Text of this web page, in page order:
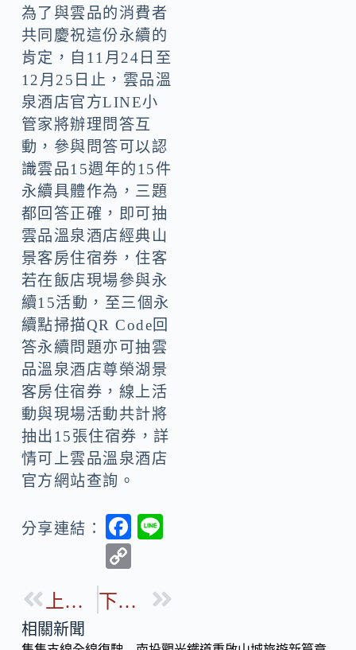
為了與雲品的消費者
共同慶祝這份永續的
肯定，自11月24日至
12月25日止，雲品溫
泉酒店官方LINE小
管家將辦理問答互
動，參與問答可以認
識雲品15週年的15件
永續具體作為，三題
都回答正確，即可抽
雲品溫泉酒店經典山
景客房住宿券，住客
若在飯店現場參與永
續15活動，至三個永
續點掃描QR Code回
答永續問題亦可抽雲
品溫泉酒店尊榮湖景
客房住宿券，線上活
動與現場活動共計將
抽出15張住宿券，詳
情可上雲品溫泉酒店
官方網站查詢。
分享連結：
F
bp
上一篇 下一篇
相關新聞